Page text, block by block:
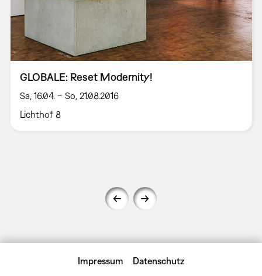
GLOBALE: Reset Modernity!
Sa, 16.04. – So, 21.08.2016
Lichthof 8
Impressum Datenschutz